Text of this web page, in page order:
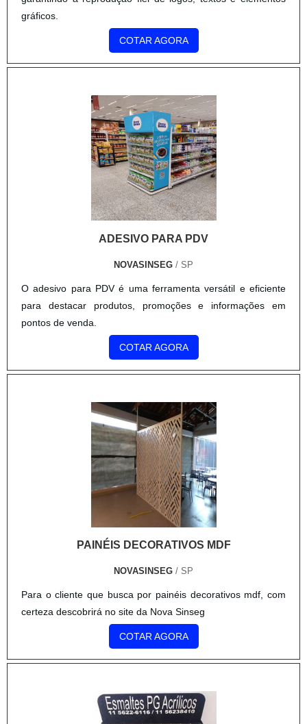
gráficos.
COTAR AGORA
ADESIVO PARA PDV
NOVASINSEG / SP
O adesivo para PDV é uma ferramenta versátil e eficiente
para destacar produtos, promoções e informações em
pontos de venda.
COTAR AGORA
PAINÉIS DECORATIVOS MDF
NOVASINSEG / SP
Para o cliente que busca por painéis decorativos mdf, com
certeza descobrirá no site da Nova Sinseg
COTAR AGORA